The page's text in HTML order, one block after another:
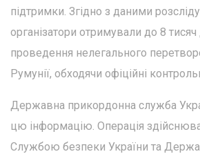
підтримки. Згідно з даними
організатори отримували до 8
проведення нелегального
Румунії, обходячи офіційні
Державна прикордонна служба
цю інформацію. Операція
Службою безпеки України та